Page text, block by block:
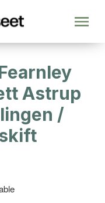
Astrup
/